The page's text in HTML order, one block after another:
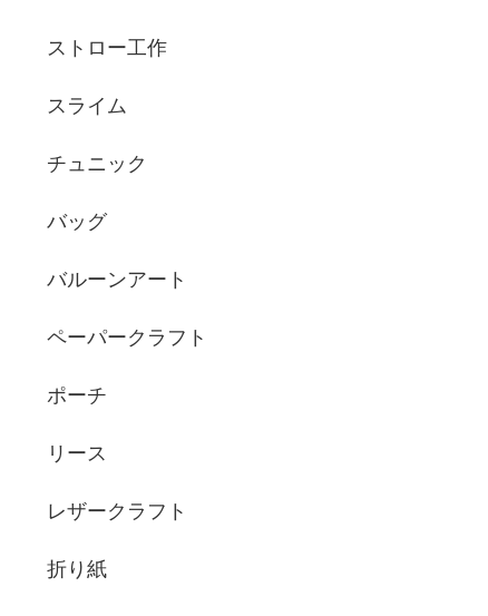
ストロー工作
スライム
チュニック
バッグ
バルーンアート
ペーパークラフト
ポーチ
リース
レザークラフト
折り紙